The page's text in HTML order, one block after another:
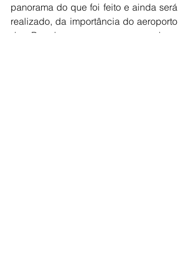
panorama do que foi feito e ainda será
realizado, da importância do aeroporto
de Barreiras para que as obras